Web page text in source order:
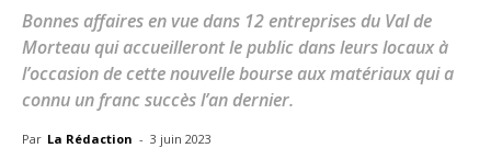
Bonnes affaires en vue dans 12 entreprises du Val de
Morteau qui accueilleront le public dans leurs locaux à
l’occasion de cette nouvelle bourse aux matériaux qui a
connu un franc succès l’an dernier.
Par La Rédaction - 3 juin 2023